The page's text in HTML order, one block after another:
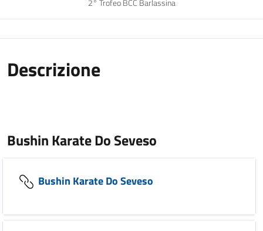
2° Trofeo BCC Barlassina
Descrizione
Bushin Karate Do Seveso
Bushin Karate Do Seveso